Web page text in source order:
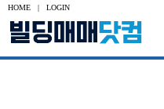
HOME | LOGIN